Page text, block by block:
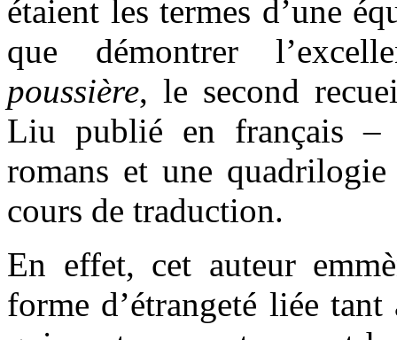
étaient les termes d’une
que démontrer
poussière, le second
Liu publié en français –
romans et une
cours de traduction.
En effet, cet auteur
forme d’étrangeté liée